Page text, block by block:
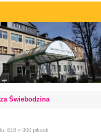
Świebodzina
618 × 900 pikseli